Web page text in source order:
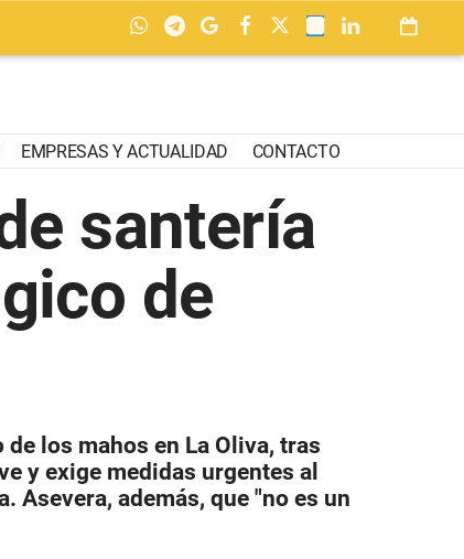
EMPRESAS Y ACTUALIDAD CONTACTO
santería
de
los mahos en La Oliva, tras
y exige medidas urgentes al
además, que "no es un